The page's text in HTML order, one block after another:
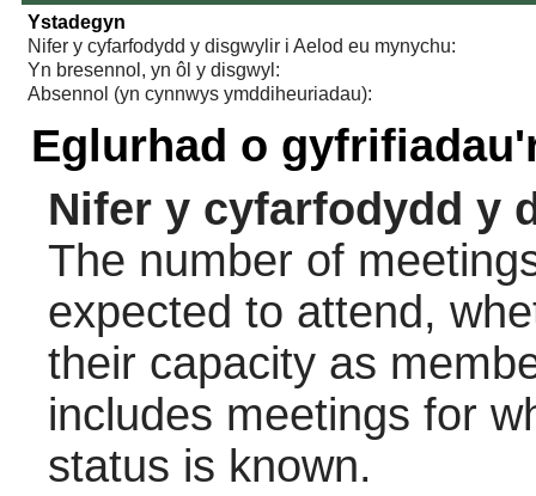
Ystadegyn
Nifer y cyfarfodydd y disgwylir i Aelod eu mynychu:
Yn bresennol, yn ôl y disgwyl:
Absennol (yn cynnwys ymddiheuriadau):
Eglurhad o
Nifer y cyfarfodydd y
The number of
expected to attend,
their capacity as
includes meetings for
status is known.